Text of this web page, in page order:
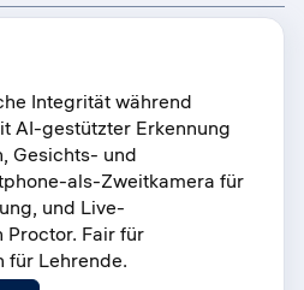
Integrität während
AI-gestützter Erkennung
Gesichts- und
als-Zweitkamera für
und Live-
Fair für
für Lehrende.